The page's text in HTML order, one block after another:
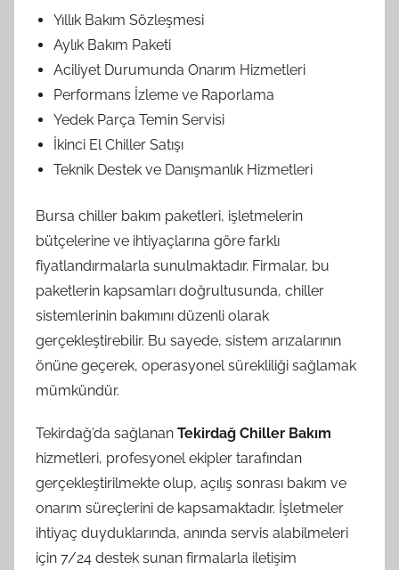
Yıllık Bakım Sözleşmesi
Aylık Bakım Paketi
Aciliyet Durumunda Onarım Hizmetleri
Performans İzleme ve Raporlama
Yedek Parça Temin Servisi
İkinci El Chiller Satışı
Teknik Destek ve Danışmanlık Hizmetleri
Bursa chiller bakım paketleri, işletmelerin
bütçelerine ve ihtiyaçlarına göre farklı
fiyatlandırmalarla sunulmaktadır. Firmalar, bu
paketlerin kapsamları doğrultusunda, chiller
sistemlerinin bakımını düzenli olarak
gerçekleştirebilir. Bu sayede, sistem arızalarının
önüne geçerek, operasyonel sürekliliği sağlamak
mümkündür.
Tekirdağ’da sağlanan Tekirdağ Chiller Bakım
hizmetleri, profesyonel ekipler tarafından
gerçekleştirilmekte olup, açılış sonrası bakım ve
onarım süreçlerini de kapsamaktadır. İşletmeler
ihtiyaç duyduklarında, anında servis alabilmeleri
için 7/24 destek sunan firmalarla iletişim